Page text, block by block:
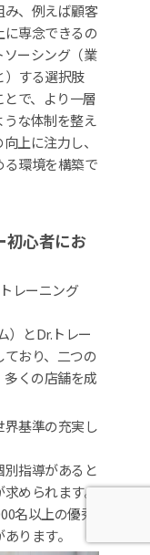
み、例えば顧客
専念できるの
ーシング（業
）する選択肢
で、より一層
な体制を整え
上に注力し、
る環境を構築で
初心者にお
レーニング
）とDr.トレー
おり、二つの
くの店舗を成
界基準の充実し
指導があると
められます。
名以上の優秀
ります。